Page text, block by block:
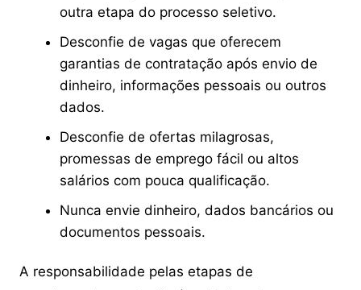
outra etapa do processo seletivo.
Desconfie de vagas que oferecem
garantias de contratação após envio de
dinheiro, informações pessoais ou outros
dados.
Desconfie de ofertas milagrosas,
promessas de emprego fácil ou altos
salários com pouca qualificação.
Nunca envie dinheiro, dados bancários ou
documentos pessoais.
A responsabilidade pelas etapas de